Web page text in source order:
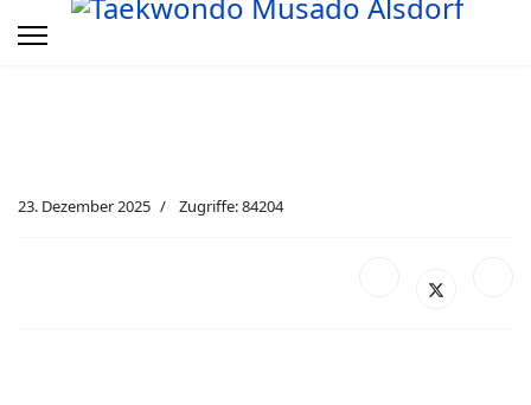
23. Dezember 2025 Zugriffe: 84204